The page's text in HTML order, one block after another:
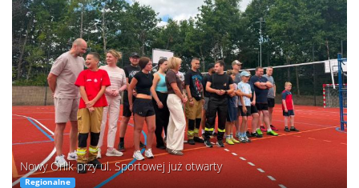
Regionalne
Nowy Orlik przy ul. Sportowej już otwarty